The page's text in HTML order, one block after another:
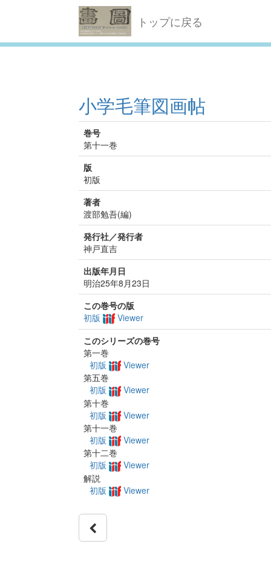
トップに戻る
小学毛筆図画帖
巻号
第十一巻
版
初版
著者
渡部勉吾(編)
発行社／発行者
神戸直吉
出版年月日
明治25年8月23日
この巻号の版
初版
Viewer
このシリーズの巻号
第一巻
初版
Viewer
第五巻
初版
Viewer
第十巻
初版
Viewer
第十一巻
初版
Viewer
第十二巻
初版
Viewer
解説
初版
Viewer